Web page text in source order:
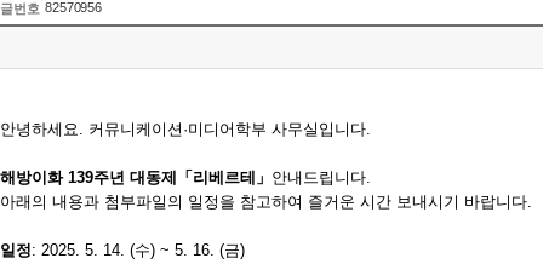
글번호 82570956
안녕하세요. 커뮤니케이션·미디어학부 사무실입니다.
해방이화 139주년 대동제 「리베르테」 안내드립니다.
아래의 내용과 첨부파일의 일정을 참고하여 즐거운 시간 보내시기 바랍니다.
일정: 2025. 5. 14. (수) ~ 5. 16. (금)